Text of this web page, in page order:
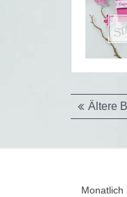
Ältere
Monatlich